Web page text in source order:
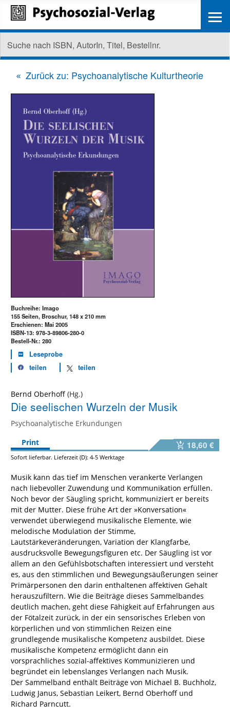
Zurück zu: Psychoanalytische Kulturtheorie
Buchreihe: Imago
155 Seiten, Broschur, 148 x 210 mm
Erschienen: Mai 2005
ISBN-13: 978-3-89806-280-0
Bestell-Nr.: 280
Leseprobe
teilen
teilen
Bernd Oberhoff
Die seelischen Wurzeln der Musik
Psychoanalytische Erkundungen
Print
18,60 €
Sofort lieferbar. Lieferzeit (D): 4-5 Werktage
Musik kann das tief im Menschen verankerte Verlangen
nach liebevoller Zuwendung und Kommunikation erfüllen.
Noch bevor der Säugling spricht, kommuniziert er bereits
mit der Mutter. Diese frühe Art der »Konversation«
verwendet überwiegend musikalische Elemente, wie
melodische Modulation der Stimme,
Lautstärkeveränderungen, Variation der Klangfarbe,
ausdrucksvolle Bewegungsfiguren etc. Der Säugling ist vor
allem an den Gefühlsbotschaften interessiert und versteht
es, aus den stimmlichen und Bewegungsäußerungen seiner
Primärpersonen den darin enthaltenen affektiven Gehalt
herauszufiltern. Wie die Beiträge dieses Sammelbandes
deutlich machen, geht diese Fähigkeit auf Erfahrungen aus
der Fötalzeit zurück, in der ein sensorisches Erleben von
körperlichen und von stimmlichen Reizen eine
grundlegende musikalische Kompetenz ausbildet. Diese
musikalische Kompetenz ermöglicht dann ein
vorsprachliches sozial-affektives Kommunizieren und
begründet ein lebenslanges Verlangen nach Musik.
Der Sammelband enthält Beiträge von Michael B. Buchholz,
Ludwig Janus, Sebastian Leikert, Bernd Oberhoff und
Richard Parncutt.
≡